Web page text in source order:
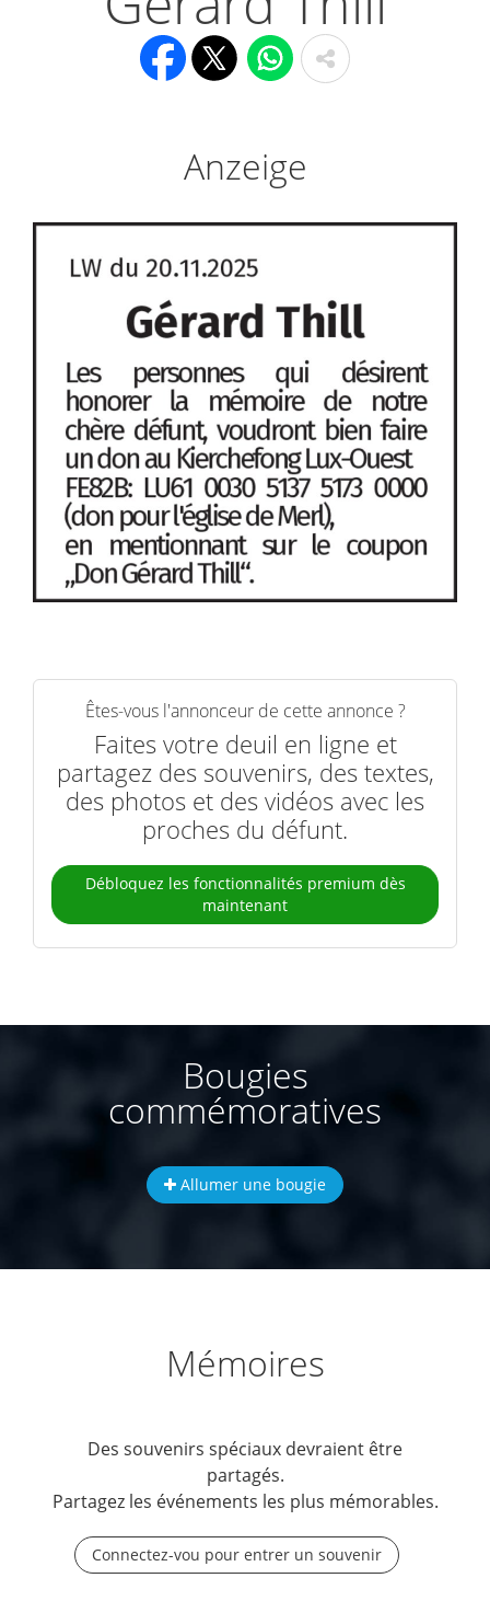
Anzeige
Êtes-vous l'annonceur de cette annonce ?
Faites votre deuil en ligne et
partagez des souvenirs, des textes,
des photos et des vidéos avec les
proches du défunt.
Débloquez les fonctionnalités premium dès
maintenant
Bougies
commémoratives
Allumer une bougie
Mémoires
Des souvenirs spéciaux devraient être
partagés.
Partagez les événements les plus mémorables.
Connectez-vou pour entrer un souvenir